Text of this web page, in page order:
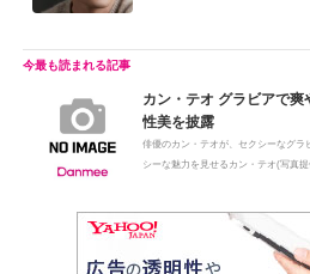
カン・テオ グラビアで
性美を披露
俳優のカン・テオが、セクシーなグラ
シーな魅力を見せるカン・テオ(写真